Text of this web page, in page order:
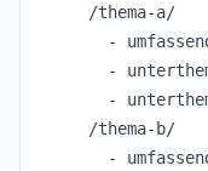
/thema-a/
-
-
-
/thema-b/
-